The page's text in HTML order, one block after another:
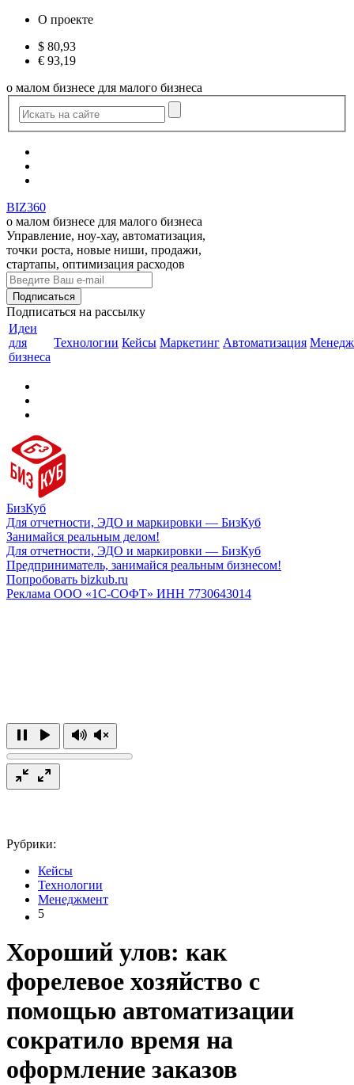
О проекте
$ 80,93
€ 93,19
о малом бизнесе для малого бизнеса
BIZ360
о малом бизнесе для малого бизнеса
Управление, ноу-хау, автоматизация,
точки роста, новые ниши, продажи,
стартапы, оптимизация расходов
Подписаться на рассылку
Идеи
для
бизнеса
Технологии Кейсы Маркетинг Автоматизация
БизКуб
Для отчетности, ЭДО и маркировки — БизКуб
Занимайся реальным делом!
Для отчетности, ЭДО и маркировки — БизКуб
Предприниматель, занимайся реальным бизнесом!
Попробовать bizkub.ru
Реклама ООО «1С-СОФТ» ИНН 7730643014
Рубрики:
Кейсы
Технологии
Менеджмент
5
Хороший улов: как
форелевое хозяйство с
помощью автоматизации
сократило время на
оформление заказов